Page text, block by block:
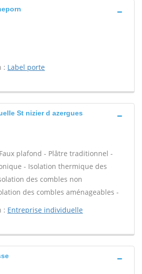
: Label porte
St nizier d azergues
plafond - Plâtre traditionnel -
- Isolation thermique des
des combles non
des combles aménageables -
: Entreprise individuelle